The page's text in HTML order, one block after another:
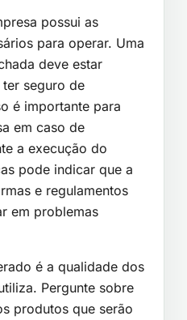
possui as
para operar. Uma
deve estar
seguro de
é importante para
em caso de
a execução do
pode indicar que a
e regulamentos
em problemas
é a qualidade dos
Pergunte sobre
produtos que serão